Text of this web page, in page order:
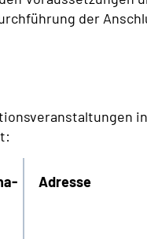
der
Adresse